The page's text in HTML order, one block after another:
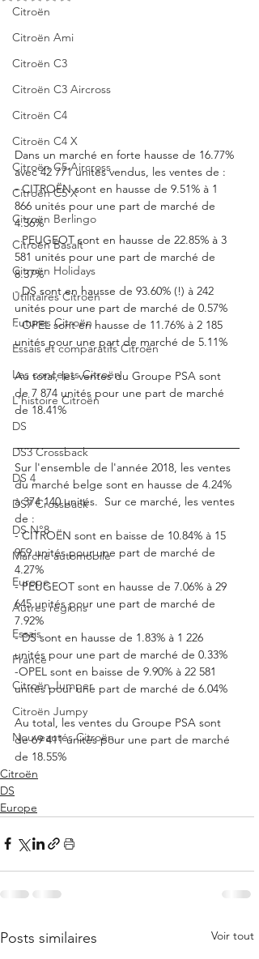
Citroën
Citroën Ami
Citroën C3
Citroën C3 Aircross
Citroën C4
Citroën C4 X
Citroën C5 Aircross
Citroën C5 X
Citroën Berlingo
Citroën Basalt
Citroën Holidays
Utilitaires Citroën
Futures Citroën
Essais et comparatifs Citroën
Les concepts Citroën
L'histoire Citroën
DS
DS3 Crossback
DS 4
DS7 Crossback
DS N°8
Marché automobile
Europe
Autres régions
Essais
France
Citroën Jumper
Citroën Jumpy
Nouveautés Citroën
Dans un marché en forte hausse de 16.77%
avec 42 771 unités vendus, les ventes de :
- CITROËN sont en hausse de 9.51% à 1
866 unités pour une part de marché de
4.36%
- PEUGEOT sont en hausse de 22.85% à 3
581 unités pour une part de marché de
8.37%
- DS sont en hausse de 93.60% (!) à 242
unités pour une part de marché de 0.57%
- OPEL sont en hausse de 11.76% à 2 185
unités pour une part de marché de 5.11%
Au total, les ventes du Groupe PSA sont
de 7 874 unités pour une part de marché
de 18.41%
Sur l'ensemble de l'année 2018, les ventes
du marché belge sont en hausse de 4.24%
à 374 140 unités.  Sur ce marché, les ventes
de :
- CITROËN sont en baisse de 10.84% à 15
959 unités pour une part de marché de
4.27%
- PEUGEOT sont en hausse de 7.06% à 29
645 unités pour une part de marché de
7.92%
- DS sont en hausse de 1.83% à 1 226
unités pour une part de marché de 0.33%
-OPEL sont en baisse de 9.90% à 22 581
unités pour une part de marché de 6.04%
Au total, les ventes du Groupe PSA sont
de 69 411 unités pour une part de marché
de 18.55%
Citroën
DS
Europe
Posts similaires Voir tout